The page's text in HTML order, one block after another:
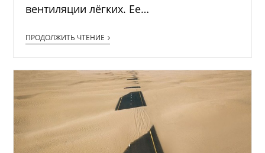
вентиляции лёгких. Ее…
ПРОДОЛЖИТЬ ЧТЕНИЕ